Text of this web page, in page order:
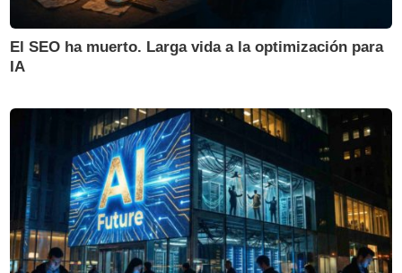
El SEO ha muerto. Larga vida a la optimización para
IA